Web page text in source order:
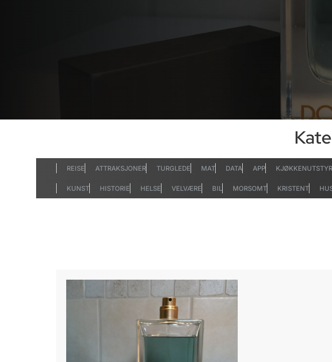
REISE ATTRAKSJONER TURGLEDE MAT DATA APP KJØKKENUTSTYR
KUNST HISTORIE HELSE VELVÆRE BIL MORSOMT KRISTENT